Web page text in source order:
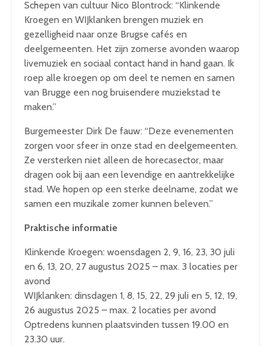
Schepen van cultuur Nico Blontrock: “Klinkende
Kroegen en WIJklanken brengen muziek en
gezelligheid naar onze Brugse cafés en
deelgemeenten. Het zijn zomerse avonden waarop
livemuziek en sociaal contact hand in hand gaan. Ik
roep alle kroegen op om deel te nemen en samen
van Brugge een nog bruisendere muziekstad te
maken.”
Burgemeester Dirk De fauw: “Deze evenementen
zorgen voor sfeer in onze stad en deelgemeenten.
Ze versterken niet alleen de horecasector, maar
dragen ook bij aan een levendige en aantrekkelijke
stad. We hopen op een sterke deelname, zodat we
samen een muzikale zomer kunnen beleven.”
Praktische informatie
Klinkende Kroegen: woensdagen 2, 9, 16, 23, 30 juli
en 6, 13, 20, 27 augustus 2025 – max. 3 locaties per
avond
WIJklanken: dinsdagen 1, 8, 15, 22, 29 juli en 5, 12, 19,
26 augustus 2025 – max. 2 locaties per avond
Optredens kunnen plaatsvinden tussen 19.00 en
23.30 uur.